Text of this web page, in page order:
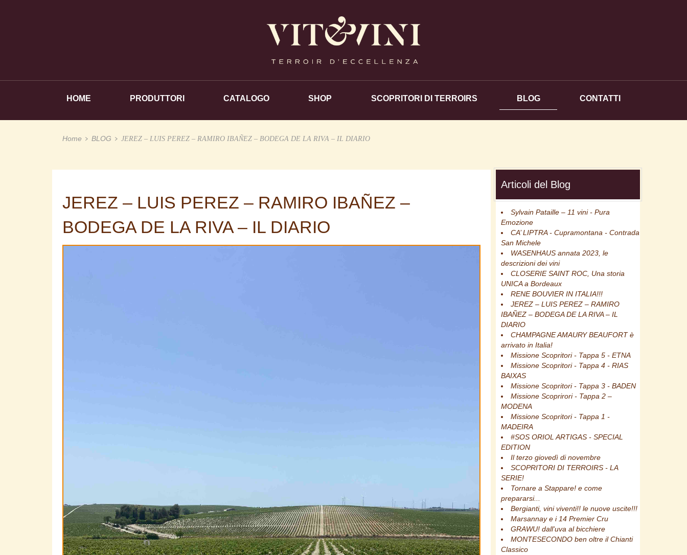
HOME PRODUTTORI CATALOGO SHOP SCOPRITORI DI TERROIRS BLOG CONTATTI
Home BLOG JEREZ – LUIS PEREZ – RAMIRO IBAÑEZ – BODEGA DE LA RIVA – IL DIARIO
JEREZ – LUIS PEREZ – RAMIRO IBAÑEZ –
BODEGA DE LA RIVA – IL DIARIO
Articoli del Blog
Sylvain Pataille – 11 vini - Pura
Emozione
CA’ LIPTRA - Cupramontana - Contrada
San Michele
WASENHAUS annata 2023, le
descrizioni dei vini
CLOSERIE SAINT ROC, Una storia
UNICA a Bordeaux
RENE BOUVIER IN ITALIA!!!
JEREZ – LUIS PEREZ – RAMIRO
IBAÑEZ – BODEGA DE LA RIVA – IL
DIARIO
CHAMPAGNE AMAURY BEAUFORT è
arrivato in Italia!
Missione Scopritori - Tappa 5 - ETNA
Missione Scopritori - Tappa 4 - RIAS
BAIXAS
Missione Scopritori - Tappa 3 - BADEN
Missione Scoprirori - Tappa 2 –
MODENA
Missione Scopritori - Tappa 1 -
MADEIRA
#SOS ORIOL ARTIGAS - SPECIAL
EDITION
Il terzo giovedì di novembre
SCOPRITORI DI TERROIRS - LA
SERIE!
Tornare a Stappare! e come
prepararsi...
Bergianti, vini viventi!! le nuove uscite!!!
Marsannay e i 14 Premier Cru
GRAWU! dall'uva al bicchiere
MONTESECONDO ben oltre il Chianti
Classico